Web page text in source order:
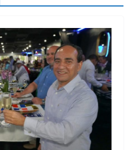
Consulado General de la
Miami y Broward
International University
suscriben acuerdo de
colaboración académica